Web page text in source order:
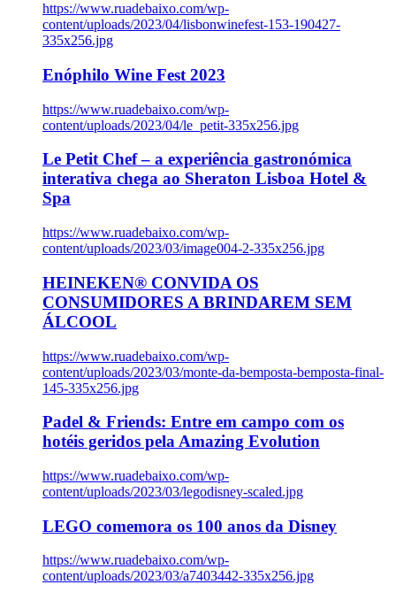
https://www.ruadebaixo.com/wp-
content/uploads/2023/04/lisbonwinefest-153-190427-
335x256.jpg
Enóphilo Wine Fest 2023
https://www.ruadebaixo.com/wp-
content/uploads/2023/04/le_petit-335x256.jpg
Le Petit Chef – a experiência gastronómica
interativa chega ao Sheraton Lisboa Hotel &
Spa
https://www.ruadebaixo.com/wp-
content/uploads/2023/03/image004-2-335x256.jpg
HEINEKEN® CONVIDA OS
CONSUMIDORES A BRINDAREM SEM
ÁLCOOL
https://www.ruadebaixo.com/wp-
content/uploads/2023/03/monte-da-bemposta-bemposta-final-
145-335x256.jpg
Padel & Friends: Entre em campo com os
hotéis geridos pela Amazing Evolution
https://www.ruadebaixo.com/wp-
content/uploads/2023/03/legodisney-scaled.jpg
LEGO comemora os 100 anos da Disney
https://www.ruadebaixo.com/wp-
content/uploads/2023/03/a7403442-335x256.jpg